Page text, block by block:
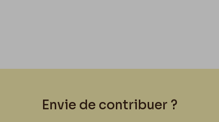
Envie de contribuer ?